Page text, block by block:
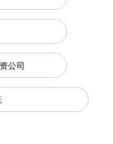
公司